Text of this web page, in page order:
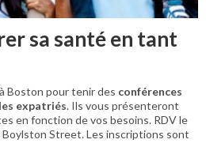
sa santé en tant
Boston pour tenir des conférences
expatriés. Ils vous présenteront
en fonction de vos besoins. RDV le
Street. Les inscriptions sont